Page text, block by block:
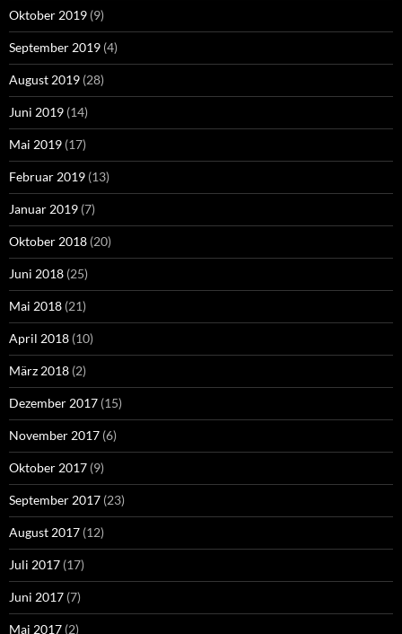
Oktober 2019 (9)
September 2019 (4)
August 2019 (28)
Juni 2019 (14)
Mai 2019 (17)
Februar 2019 (13)
Januar 2019 (7)
Oktober 2018 (20)
Juni 2018 (25)
Mai 2018 (21)
April 2018 (10)
März 2018 (2)
Dezember 2017 (15)
November 2017 (6)
Oktober 2017 (9)
September 2017 (23)
August 2017 (12)
Juli 2017 (17)
Juni 2017 (7)
Mai 2017 (2)